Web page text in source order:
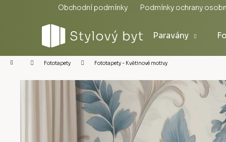
Obchodní podmínky Podmínky ochrany
Paravány
Domů Fototapety Fototapety - Květinové motivy